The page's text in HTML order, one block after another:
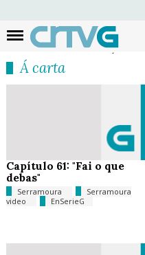
Á carta
Capítulo 61: "Fai o que
debas"
Serramoura
Serramoura
video
EnSerieG